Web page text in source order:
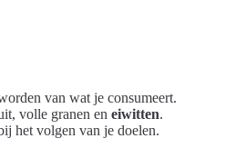
van wat je consumeert.
volle granen en eiwitten.
het volgen van je doelen.